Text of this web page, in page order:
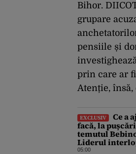
Bihor.
grupare
pensiile și
prin care ar
Atenție,
EXCLUSIV
Ce a
facă, la
temutul
Liderul
bucureștean,
05:00